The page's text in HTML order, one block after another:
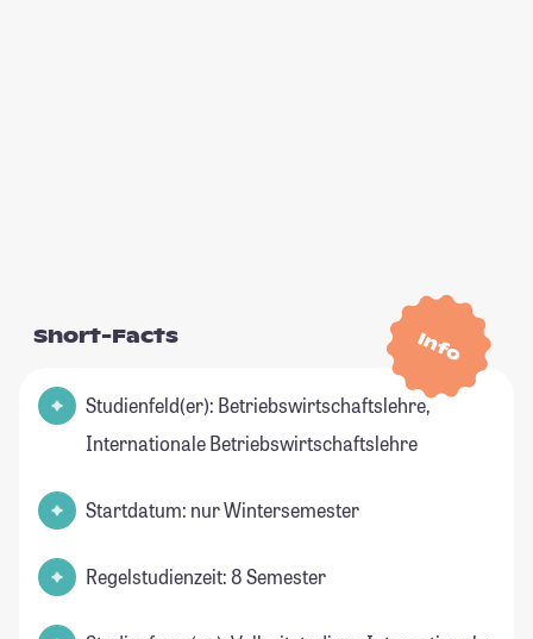
Info
Short-Facts
Studienfeld(er): Betriebswirtschaftslehre,
Internationale Betriebswirtschaftslehre
Startdatum: nur Wintersemester
Regelstudienzeit: 8 Semester